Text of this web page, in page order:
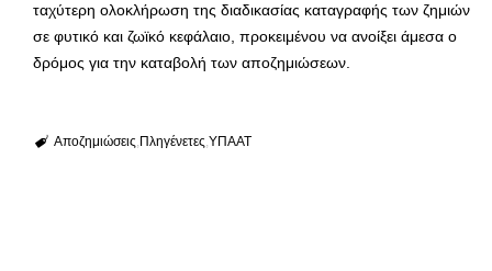
ταχύτερη ολοκλήρωση της διαδικασίας καταγραφής των ζημιών
σε φυτικό και ζωϊκό κεφάλαιο, προκειμένου να ανοίξει άμεσα ο
δρόμος για την καταβολή των αποζημιώσεων.
Αποζημιώσεις Πληγένετες ΥΠΑΑΤ